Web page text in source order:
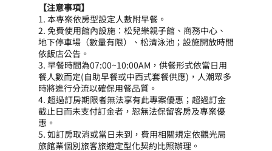
【注意事項】
1. 本專案依房型設定人數附早餐。
2. 免費使用館內設施：松兒樂親子館、商務中心、
地下停車場（數量有限）、松清泳池；設施開放時間
依飯店公告。
3. 早餐時間為07:00~10:00AM，供餐形式依當日用
餐人數而定(自助早餐或中西式套餐供應)，人潮眾多
時將進行分流以確保用餐品質。
4. 超過訂房期限者無法享有此專案優惠；超過訂金
截止日而未支付訂金者，恕無法保留客房及專案優
惠。
5. 如訂房取消或當日未到，費用相關規定依觀光局
旅館業個別旅客旅遊定型化契約比照辦理。